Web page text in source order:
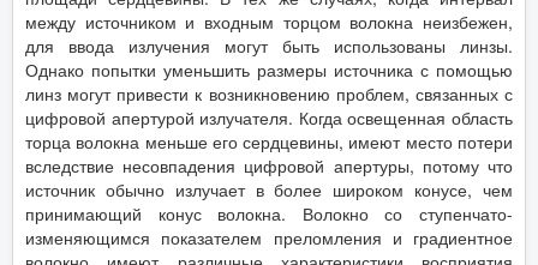
между источником и входным торцом волокна неизбежен,
для ввода излучения могут быть использованы линзы.
Однако попытки уменьшить размеры источника с помощью
линз могут привести к возникновению проблем, связанных с
цифровой апертурой излучателя. Когда освещенная область
торца волокна меньше его сердцевины, имеют место потери
вследствие несовпадения цифровой апертуры, потому что
источник обычно излучает в более широком конусе, чем
принимающий конус волокна. Волокно со ступенчато-
изменяющимся показателем преломления и градиентное